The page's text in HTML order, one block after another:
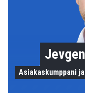
Asiakaskumppani